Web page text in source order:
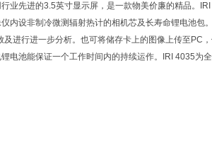
先进的3.5英寸显示屏，是一款物美价廉的精品。
内设非制冷微测辐射热计的相机芯及长寿命锂电池包
进行进一步分析。也可将储存卡上的图像上传至PC
电池能保证一个工作时间内的持续运作。IRI 4035为